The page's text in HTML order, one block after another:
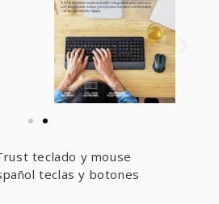
teclado y mouse
teclas y botones